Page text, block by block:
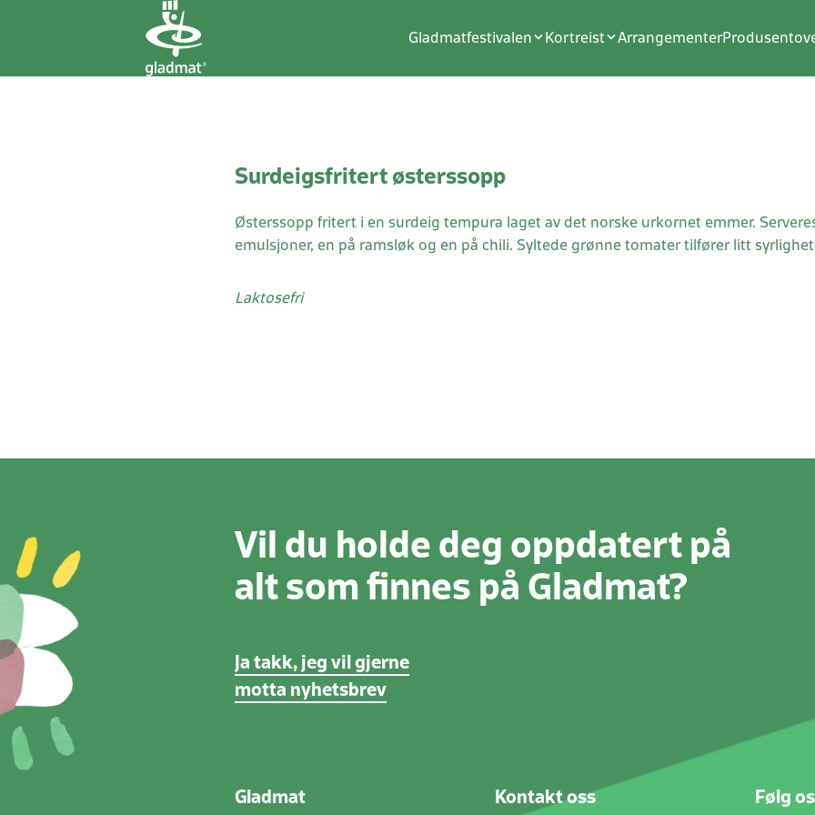
Gladmatfestivalen Kortreist Arrangementer
Surdeigsfritert østerssopp
Østerssopp fritert i en surdeig tempura laget av det norske urkornet emmer.
emulsjoner, en på ramsløk og en på chili. Syltede grønne tomater tilfører litt
Laktosefri
Vil du holde deg oppdatert på
alt som finnes på Gladmat?
Ja takk, jeg vil gjerne
motta nyhetsbrev
Gladmat Kontakt oss Følg